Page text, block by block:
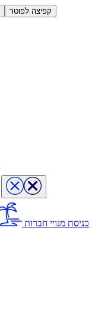
קפיצה לפוטר
כניסת מנויי חברות